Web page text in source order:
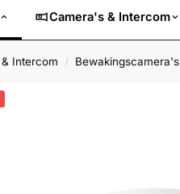
Camera's & Intercom
Intercom / Bewakingscamera's